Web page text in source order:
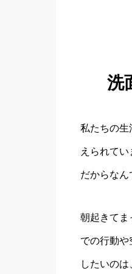
洗
私たちの生
えられて
だからなん
朝起きてま
での行動や
したいの